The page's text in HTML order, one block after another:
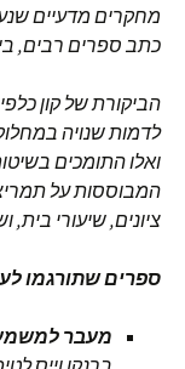
מחקרים מדעיים
כתב ספרים רבים,
הביקורת של קון
לדמות שנויה
ואלו התומכים
המבוססות על
ציונים, שיעורי
ספרים שתורגמו
מעבר